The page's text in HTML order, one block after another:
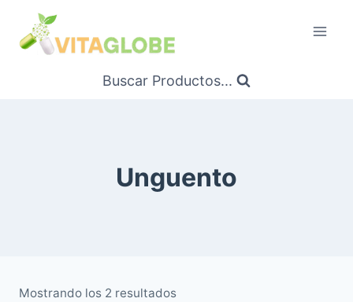
Contenido
Buscar Productos...
Unguento
Mostrando los 2 resultadosOrdenado